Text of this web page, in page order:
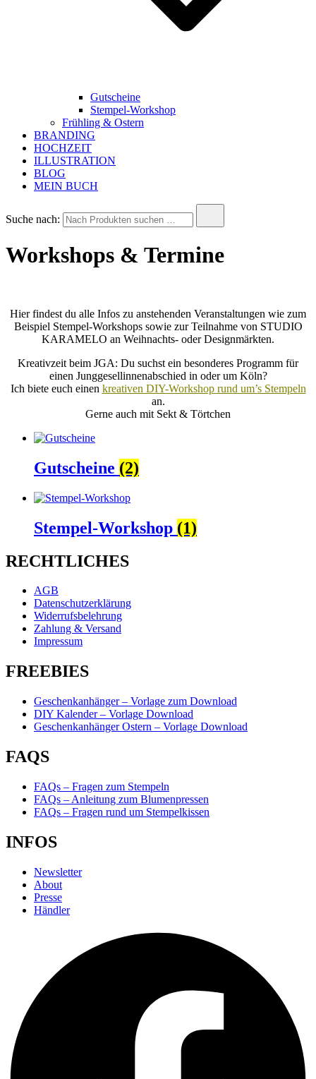
Gutscheine
Stempel-Workshop
Frühling & Ostern
BRANDING
HOCHZEIT
ILLUSTRATION
BLOG
MEIN BUCH
Suche nach:
Workshops & Termine
Hier findest du alle Infos zu anstehenden Veranstaltungen wie zum
Beispiel Stempel-Workshops sowie zur Teilnahme von STUDIO
KARAMELO an Weihnachts- oder Designmärkten.
Kreativzeit beim JGA: Du suchst ein besonderes Programm für
einen Junggesellinnenabschied in oder um Köln?
Ich biete euch einen kreativen DIY-Workshop rund um’s Stempeln
an.
Gerne auch mit Sekt & Törtchen
Gutscheine (2)
Stempel-Workshop (1)
RECHTLICHES
AGB
Datenschutzerklärung
Widerrufsbelehrung
Zahlung & Versand
Impressum
FREEBIES
Geschenkanhänger – Vorlage zum Download
DIY Kalender – Vorlage Download
Geschenkanhänger Ostern – Vorlage Download
FAQS
FAQs – Fragen zum Stempeln
FAQs – Anleitung zum Blumenpressen
FAQs – Fragen rund um Stempelkissen
INFOS
Newsletter
About
Presse
Händler